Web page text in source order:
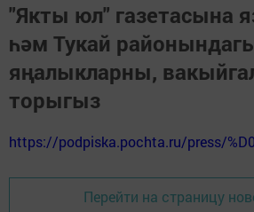
"Якты юл" газетасына
һәм Тукай
яңалыкларны,
торыгыз
https://podpiska.pochta.ru/press/
Перейти на страницу